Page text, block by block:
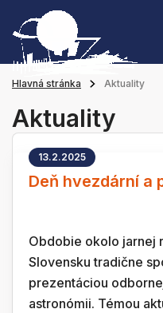
Hlavná stránka Aktuality
Aktuality
13.2.2025
Deň hvezdární a
Obdobie okolo jarnej
Slovensku tradične
prezentáciou
astronómii. Témou